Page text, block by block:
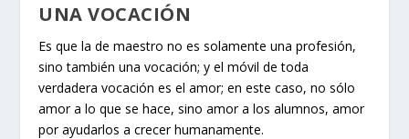
UNA VOCACIÓN
Es que la de maestro no es solamente una profesión,
sino también una vocación; y el móvil de toda
verdadera vocación es el amor; en este caso, no sólo
amor a lo que se hace, sino amor a los alumnos, amor
por ayudarlos a crecer humanamente.